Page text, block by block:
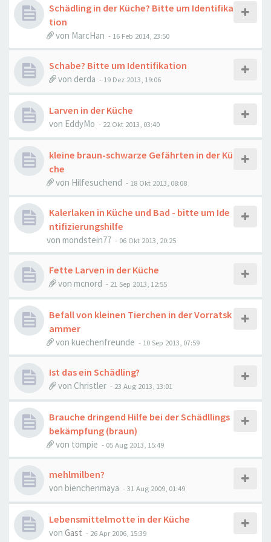
Schädling in der Küche? Bitte um Identifika
tion
von MarcHan - 16 Feb 2014, 23:50
Schabe? Bitte um Identifikation
von derda - 19 Dez 2013, 19:06
Larven in der Küche
von EddyMo - 22 Okt 2013, 03:40
kleine braun-schwarze Gefährten in der Kü
che
von Hilfesuchend - 18 Okt 2013, 08:08
Kalerlaken in Küche und Bad - bitte um Ide
ntifizierungshilfe
von mondstein77 - 06 Okt 2013, 20:25
Fette Larven in der Küche
von mcnord - 21 Sep 2013, 12:55
Befall von kleinen Tierchen in der Vorratsk
ammer
von kuechenfreunde - 10 Sep 2013, 07:59
Ist das ein Schädling?
von Christler - 23 Aug 2013, 13:01
Brauche dringend Hilfe bei der Schädllings
bekämpfung (braun)
von tompie - 05 Aug 2013, 15:49
mehlmilben?
von bienchenmaya -31 Aug 2009, 01:49
Lebensmittelmotte in der Küche
von Gast - 26 Apr 2006, 15:39